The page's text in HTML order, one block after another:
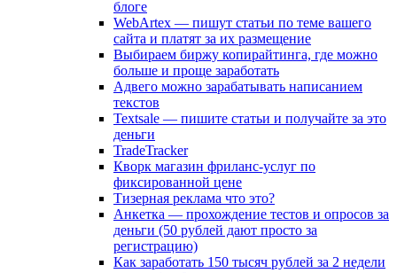
блоге
WebArtex — пишут статьи по теме вашего
сайта и платят за их размещение
Выбираем биржу копирайтинга, где можно
больше и проще заработать
Адвего можно зарабатывать написанием
текстов
Textsale — пишите статьи и получайте за это
деньги
TradeTracker
Кворк магазин фриланс-услуг по
фиксированной цене
Тизерная реклама что это?
Анкетка — прохождение тестов и опросов за
деньги (50 рублей дают просто за
регистрацию)
Как заработать 150 тысяч рублей за 2 недели